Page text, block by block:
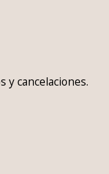
y cancelaciones.